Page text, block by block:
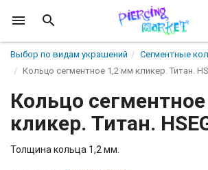
Выбор по видам украшений
Сегментные
Кольцо сегментное 1,2 мм кликер. Титан.
Кольцо
кликер. Титан.
Толщина кольца 1,2 мм.